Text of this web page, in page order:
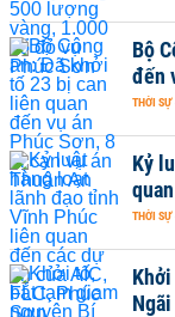
Bộ
đến
THỜI SỰ
Kỷ
THỜI SỰ